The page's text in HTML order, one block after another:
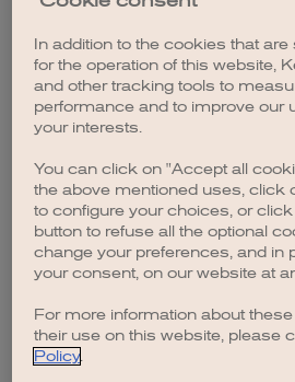
PUBBLICATO IL
PUBBLICATO IL
QEELIN_Sales Associate
In addition to the cookies that
for the operation of this website,
and other tracking tools to
performance and to improve our
your interests.
You can click on "Accept all
the above mentioned uses, click
to configure your choices, or
button to refuse all the optional
change your preferences, and in
your consent, on our website at
For more information about
their use on this website, please
Policy.